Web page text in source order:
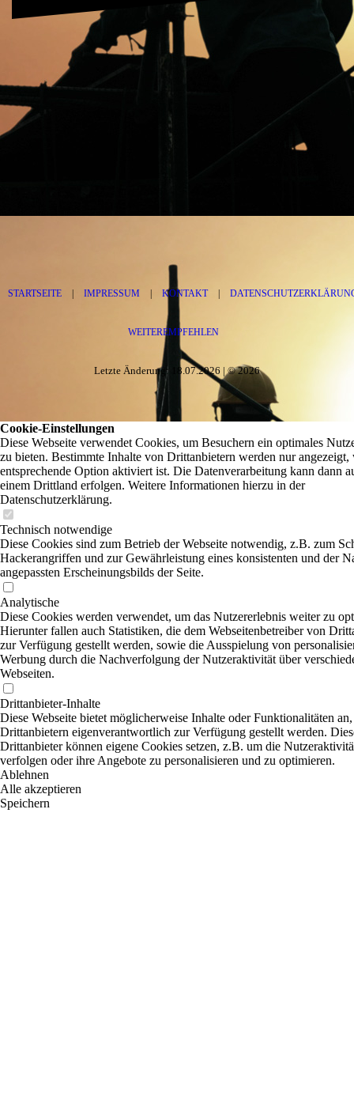
STARTSEITE IMPRESSUM KONTAKT
WEITEREMPFEHLEN
Letzte Änderung: 18.07.2026 | © 2026
Cookie-Einstellungen
Diese Webseite verwendet Cookies, um Besuchern ein optimales
zu bieten. Bestimmte Inhalte von Drittanbietern werden nur angezeigt,
entsprechende Option aktiviert ist. Die Datenverarbeitung kann dann
einem Drittland erfolgen. Weitere Informationen hierzu in der
Datenschutzerklärung.
Technisch notwendige
Diese Cookies sind zum Betrieb der Webseite notwendig, z.B. zum
Hackerangriffen und zur Gewährleistung eines konsistenten und der
angepassten Erscheinungsbilds der Seite.
Analytische
Diese Cookies werden verwendet, um das Nutzererlebnis weiter zu
Hierunter fallen auch Statistiken, die dem Webseitenbetreiber von
zur Verfügung gestellt werden, sowie die Ausspielung von
Werbung durch die Nachverfolgung der Nutzeraktivität über
Webseiten.
Drittanbieter-Inhalte
Diese Webseite bietet möglicherweise Inhalte oder Funktionalitäten
Drittanbietern eigenverantwortlich zur Verfügung gestellt werden.
Drittanbieter können eigene Cookies setzen, z.B. um die
verfolgen oder ihre Angebote zu personalisieren und zu optimieren.
Ablehnen
Alle akzeptieren
Speichern